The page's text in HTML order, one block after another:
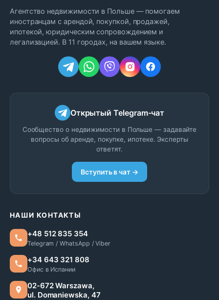
Агентство недвижимости в Польше — помогаем
иностранцам с арендой, покупкой, продажей,
ипотекой, юридическим сопровождением и
легализацией. В 11 городах, на вашем языке.
Открытый Telegram-чат
Сообщество о недвижимости в Польше — задавайте
вопросы об аренде, покупке, ипотеке. Эксперты
ответят.
Вступить в чат →
НАШИ КОНТАКТЫ
+48 512 835 354
Telegram / WhatsApp / Viber
+34 643 321 808
Офис в Испании
02-672 Warszawa,
ul. Domaniewska, 47